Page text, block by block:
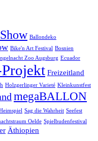
Ballondeko
Bike'n Art Festival Bosnien
Zoo Augsburg Ecuador
Freizeitland
Holzgerlinger Varieté Kleinkunstfest
megaBALLON
Sag die Wahrheit Seefest
Oelde Spielbudenfestival
Äthiopien